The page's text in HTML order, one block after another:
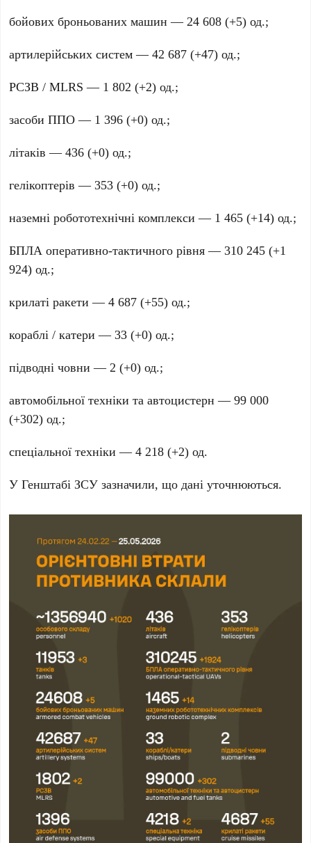
бойових броньованих машин —24 608 (+5) од.;
артилерійських систем —42 687 (+47) од.;
РСЗВ / MLRS — 1 802 (+2) од.;
засоби ППО — 1 396 (+0) од.;
літаків —436 (+0) од.;
гелікоптерів —353 (+0) од.;
наземні робототехнічні комплекси — 1 465 (+14) од.;
БПЛА оперативно-тактичного рівня —310 245 (+1
924) од.;
крилаті ракети —4 687 (+55) од.;
кораблі / катери —33 (+0) од.;
підводні човни —2 (+0) од.;
автомобільної техніки та автоцистерн —99 000
(+302) од.;
спеціальної техніки —4 218 (+2) од.
У Генштабі ЗСУ зазначили, що дані уточнюються.